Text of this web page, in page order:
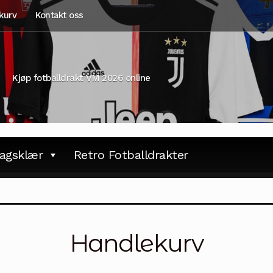
Kontakt oss
Kjøp fotballdrakt VM 2026 online
Retro Fotballdrakter
Handlekurv